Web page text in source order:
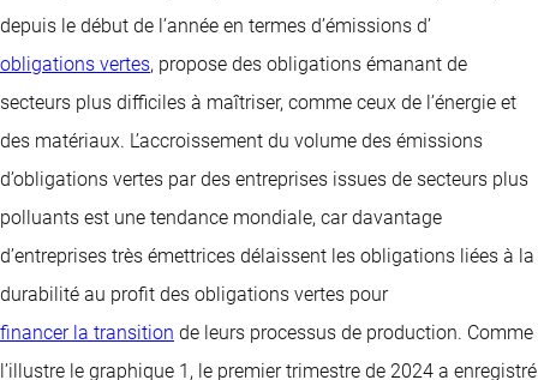
depuis le début de l’année en termes d’émissions d’
obligations vertes, propose des obligations émanant de
secteurs plus difficiles à maîtriser, comme ceux de l’énergie et
des matériaux. L’accroissement du volume des émissions
d’obligations vertes par des entreprises issues de secteurs plus
polluants est une tendance mondiale, car davantage
d’entreprises très émettrices délaissent les obligations liées à la
durabilité au profit des obligations vertes pour
financer la transition de leurs processus de production. Comme
l’illustre le graphique 1, le premier trimestre de 2024 a enregistré